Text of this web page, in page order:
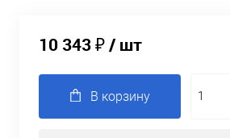
10 343 ₽/ шт
В корзину